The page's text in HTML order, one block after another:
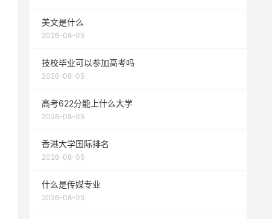
美文是什么
2026-08-05
技校毕业可以参加高考吗
2026-08-05
高考622分能上什么大学
2026-08-05
香港大学国际排名
2026-08-05
什么是传媒专业
2026-08-05